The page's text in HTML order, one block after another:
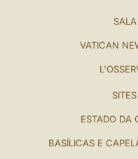
VATICAN
ESTADO DA
BASÍLICAS E